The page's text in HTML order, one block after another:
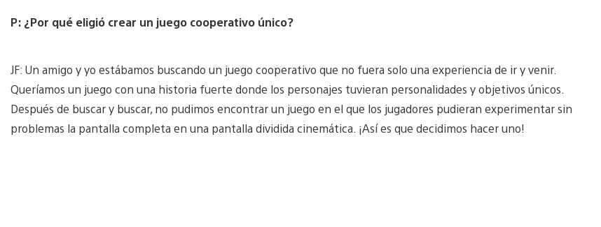
P: ¿Por qué eligió crear un juego cooperativo único?
JF: Un amigo y yo estábamos buscando un juego cooperativo que no fuera solo una experiencia de ir y venir.
Queríamos un juego con una historia fuerte donde los personajes tuvieran personalidades y objetivos únicos.
Después de buscar y buscar, no pudimos encontrar un juego en el que los jugadores pudieran experimentar sin
problemas la pantalla completa en una pantalla dividida cinemática. ¡Así es que decidimos hacer uno!